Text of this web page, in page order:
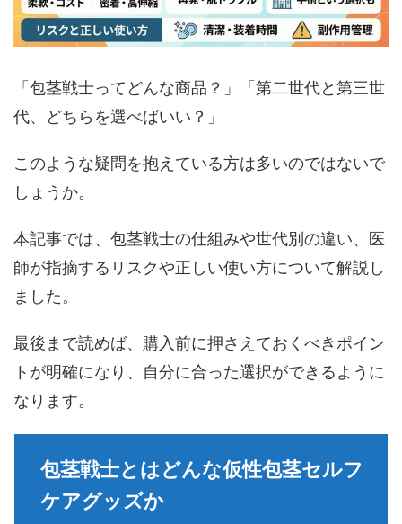
「包茎戦士ってどんな商品？」「第二世代と第三世
代、どちらを選べばいい？」
このような疑問を抱えている方は多いのではないで
しょうか。
本記事では、包茎戦士の仕組みや世代別の違い、医
師が指摘するリスクや正しい使い方について解説し
ました。
最後まで読めば、購入前に押さえておくべきポイン
トが明確になり、自分に合った選択ができるように
なります。
包茎戦士とはどんな仮性包茎セルフ
ケアグッズか